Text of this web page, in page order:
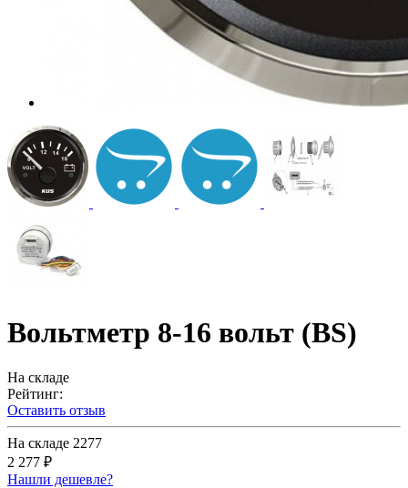
Вольтметр 8-16 вольт (BS)
На складе
Рейтинг:
Оставить отзыв
На складе 2277
2 277 ₽
Нашли дешевле?